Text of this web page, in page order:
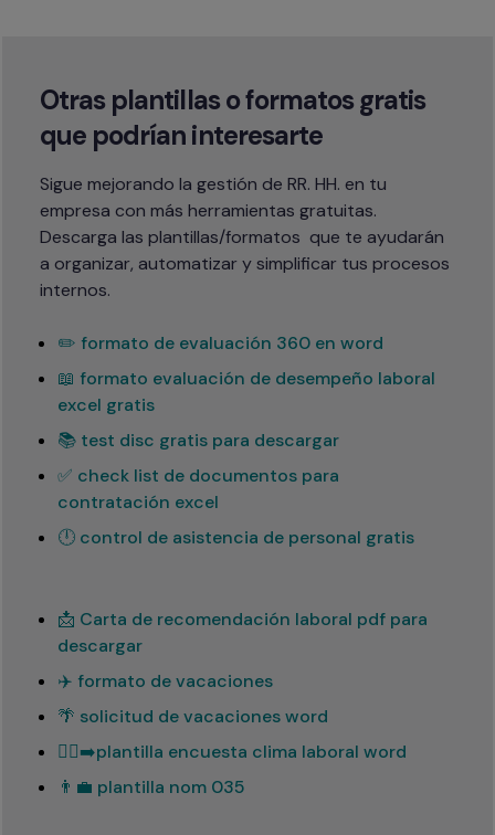
Otras plantillas o formatos gratis
que podrían interesarte
Sigue mejorando la gestión de RR. HH. en tu
empresa con más herramientas gratuitas.
Descarga las plantillas/formatos  que te ayudarán
a organizar, automatizar y simplificar tus procesos
internos.
✏️ formato de evaluación 360 en word
📖 formato evaluación de desempeño laboral
excel gratis
📚 test disc gratis para descargar
✅ check list de documentos para
contratación excel
🕛 control de asistencia de personal gratis
📩 Carta de recomendación laboral pdf para
descargar
✈️ formato de vacaciones
🌴 solicitud de vacaciones word
🏃‍♂️‍➡️plantilla encuesta clima laboral word
👨‍💼 plantilla nom 035